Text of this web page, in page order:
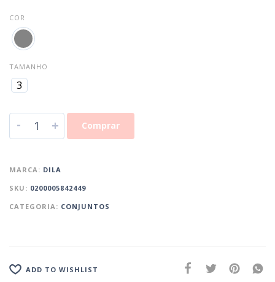
COR
TAMANHO
3
- + Comprar
MARCA: DILA
SKU: 0200005842449
CATEGORIA: CONJUNTOS
ADD TO WISHLIST